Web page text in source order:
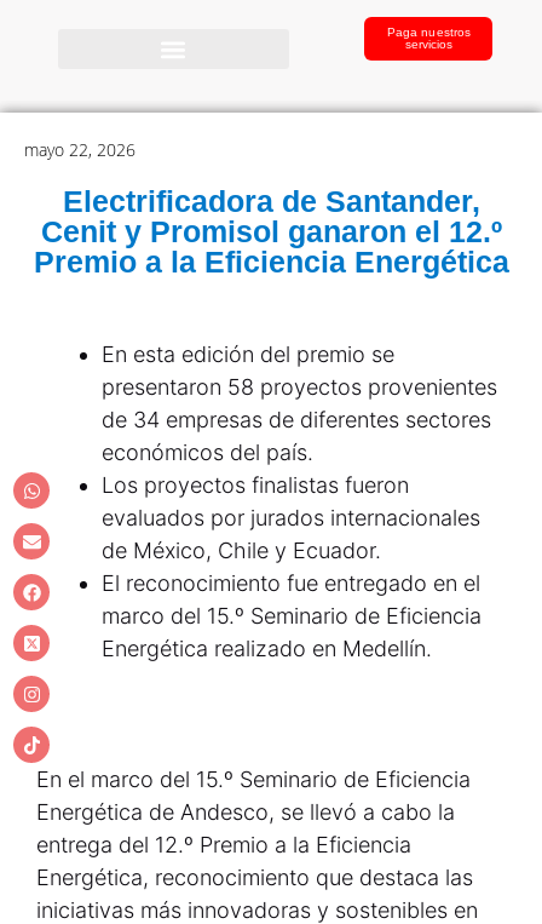
Paga nuestros
servicios
mayo 22, 2026
Electrificadora de Santander,
Cenit y Promisol ganaron el 12.º
Premio a la Eficiencia Energética
En esta edición del premio se
presentaron 58 proyectos provenientes
de 34 empresas de diferentes sectores
económicos del país.
Los proyectos finalistas fueron
evaluados por jurados internacionales
de México, Chile y Ecuador.
El reconocimiento fue entregado en el
marco del 15.º Seminario de Eficiencia
Energética realizado en Medellín.
En el marco del 15.º Seminario de Eficiencia
Energética de Andesco, se llevó a cabo la
entrega del 12.º Premio a la Eficiencia
Energética, reconocimiento que destaca las
iniciativas más innovadoras y sostenibles en